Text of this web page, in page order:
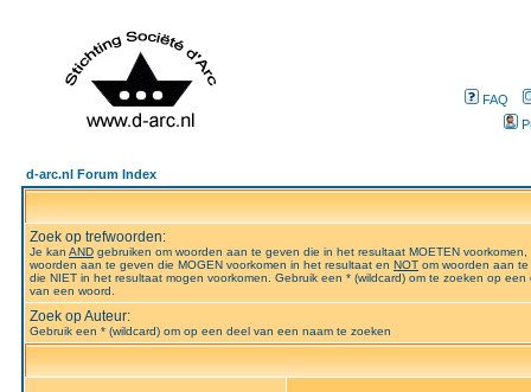
FAQ
d-arc.nl Forum Index
Zoek op trefwoorden:
Je kan AND gebruiken om woorden aan te geven die in het resultaat MOETEN voorkomen,
woorden aan te geven die MOGEN voorkomen in het resultaat en NOT om woorden aan
die NIET in het resultaat mogen voorkomen. Gebruik een * (wildcard) om te zoeken op een
van een woord.
Zoek op Auteur:
Gebruik een * (wildcard) om op een deel van een naam te zoeken